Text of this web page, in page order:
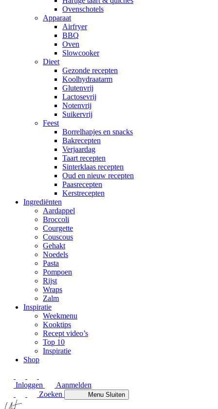
Ovenschotels
Apparaat
Airfryer
BBQ
Oven
Slowcooker
Dieet
Gezonde recepten
Koolhydraatarm
Glutenvrij
Lactosevrij
Notenvrij
Suikervrij
Feest
Borrelhapjes en snacks
Bakrecepten
Verjaardag
Taart recepten
Sinterklaas recepten
Oud en nieuw recepten
Paasrecepten
Kerstrecepten
Ingrediënten
Aardappel
Broccoli
Courgette
Couscous
Gehakt
Noedels
Pasta
Pompoen
Rijst
Wraps
Zalm
Inspiratie
Weekmenu
Kooktips
Recept video’s
Top 10
Inspiratie
Shop
Inloggen
Aanmelden
Zoeken
MenuSluiten